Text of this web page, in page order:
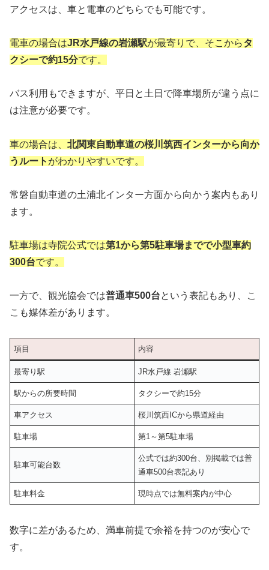
アクセスは、車と電車のどちらでも可能です。
電車の場合はJR水戸線の岩瀬駅が最寄りで、そこからタ
クシーで約15分です。
バス利用もできますが、平日と土日で降車場所が違う点に
は注意が必要です。
車の場合は、 北関東自動車道の桜川筑西インターから向か
うルート がわかりやすいです。
常磐自動車道の土浦北インター方面から向かう案内もあり
ます。
駐車場は寺院公式では第1から第5駐車場までで小型車約
300台です。
一方で、観光協会では普通車500台という表記もあり、こ
こも媒体差があります。
項目 内容
最寄り駅 JR水戸線 岩瀬駅
駅からの所要時間 タクシーで約15分
車アクセス 桜川筑西ICから県道経由
駐車場 第1～第5駐車場
駐車可能台数
公式では約300台、別掲載では普
通車500台表記あり
駐車料金 現時点では無料案内が中心
数字に差があるため、満車前提で余裕を持つのが安心で
す。